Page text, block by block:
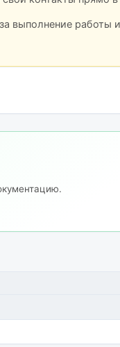
выполнение